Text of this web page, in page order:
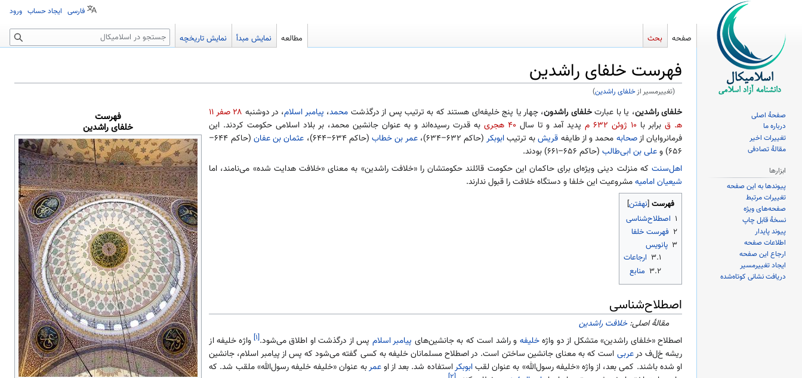
فهرست خلفای راشدین
(تغییرمسیر ازخلفای راشدین)
پرش
به
ناوبری
پرش
به
جستجو
فهرست
خلفای راشدین
خلفای راشدین، یا با عبارتخلفای راشدون، چهار یا پنج خلیفه‌ای هستند که به ترتیب پس از درگذشت محمد، پیامبراسلام، در دوشنبه
۲۸ صفر ۱۱
ه‍. قبرابر با ۱۰ ژوئن ۶۳۲ م پدید آمد و تا سال۴۰ هجری
به قدرت رسیده‌اند و به عنوان جانشین محمد، بر بلاد اسلامی حکومت کردند. این
فرمانروایان ازصحابه محمد و از طایفه قریشبه ترتیبابوبکر (حاکم ۶۳۲–۶۳۴)، عمر بن خطاب(حاکم ۶۳۴–۶۴۴)، عثمان بن عفان
(حاکم ۶۴۴–
۶۵۶) و
علی بن ابی‌طالب (حاکم ۶۵۶–۶۶۱) بودند.
اهل‌سنت که منزلت دینی ویژه‌ای برای حاکمان این حکومت قائلند حکومتشان را «خلافت راشدین» به معنای «خلافت هدایت شده» می‌نامند، اما
شیعیان امامیهمشروعیت این خلفا و دستگاه خلافت را قبول ندارند.
فهرست
۱ اصطلاح‌شناسی
۲ فهرست خلفا
۳ پانویس
۳.۱ ارجاعات
۳.۲ منابع
اصطلاح‌شناسی
مقالهٔ اصلی:خلافت راشدین
اصطلاح «خلفای راشدین» متشکل از دو واژهخلیفه و راشد است که به جانشین‌های پیامبر اسلام پس از درگذشت او اطلاق می‌شود.[۱]
واژه خلیفه از
ریشه خ‌ل‌ف درعربی است که به معنای جانشین ساختن است. در اصطلاح مسلمانان خلیفه به کسی گفته می‌شود که پس از پیامبر اسلام، جانشین
او شده باشند. کمی بعد، از واژه «خلیفه رسول‌الله» به عنوان لقبابوبکراستفاده شد. بعد از اوعمربه عنوان «خلیفه خلیفه رسول‌الله» ملقب شد. که
فارسی ایجاد حساب ورود
صفحه بحث مطالعه نمایش مبدأ نمایش تاریخچه جستجو
صفحهٔ اصلی
درباره ما
تغییرات اخیر
مقالهٔ تصادفی
ابزارها
پیوندها به این صفحه
تغییرات مرتبط
صفحه‌های ویژه
نسخهٔ قابل چاپ
پیوند پایدار
اطلاعات صفحه
ارجاع این صفحه
ایجاد تغییرمسیر
دریافت نشانی کوتاه‌شده